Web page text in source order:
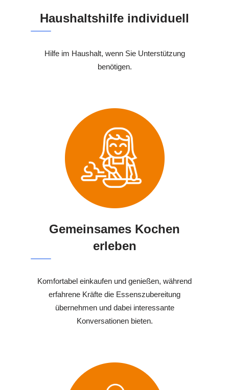
Haushaltshilfe individuell
Hilfe im Haushalt, wenn Sie Unterstützung
benötigen.
Gemeinsames Kochen
erleben
Komfortabel einkaufen und genießen, während
erfahrene Kräfte die Essenszubereitung
übernehmen und dabei interessante
Konversationen bieten.